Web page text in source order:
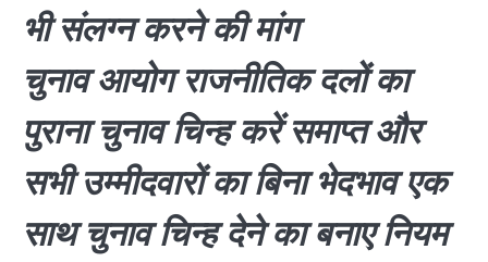
भी संलग्न करने की मांग
चुनाव आयोग राजनीतिक दलों का
पुराना चुनाव चिन्ह करें समाप्त और
सभी उम्मीदवारों का बिना भेदभाव एक
साथ चुनाव चिन्ह देने का बनाए नियम